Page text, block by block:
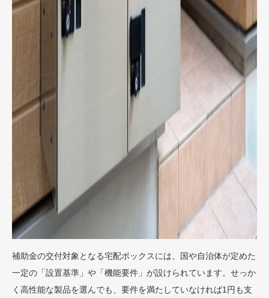
補助金の交付対象となる宅配ボックスには、国や自治体が定めた
一定の「設置基準」や「機能要件」が設けられています。せっか
く高性能な製品を選んでも、要件を満たしていなければ1円も支